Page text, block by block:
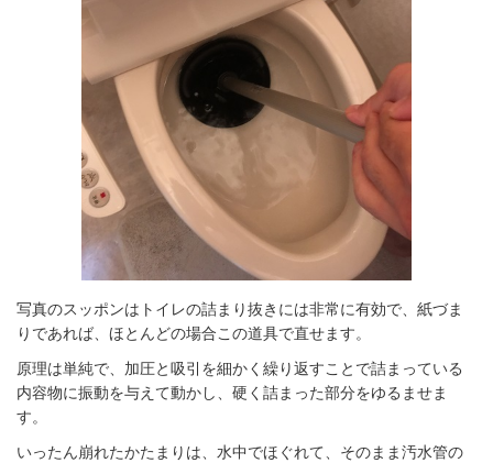
写真のスッポンはトイレの詰まり抜きには非常に有効で、紙づま
りであれば、ほとんどの場合この道具で直せます。
原理は単純で、加圧と吸引を細かく繰り返すことで詰まっている
内容物に振動を与えて動かし、硬く詰まった部分をゆるませま
す。
いったん崩れたかたまりは、水中でほぐれて、そのまま汚水管の